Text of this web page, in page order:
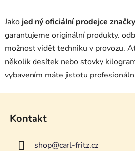
Jako jediný oficiální prodejce
garantujeme originální produkty,
možnost vidět techniku v provozu.
několik desítek nebo stovky
vybavením máte jistotu
Kontakt
shop@carl-fritz.cz